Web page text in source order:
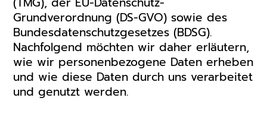
Grundverordnung (DS-GVO) sowie des
Bundesdatenschutzgesetzes (BDSG).
Nachfolgend möchten wir daher erläutern,
wie wir personenbezogene Daten erheben
und wie diese Daten durch uns verarbeitet
und genutzt werden.